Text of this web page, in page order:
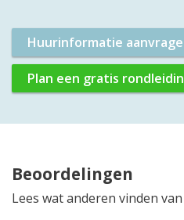
Huurinformatie
Plan een gratis
Beoordelingen
Lees wat anderen vinden